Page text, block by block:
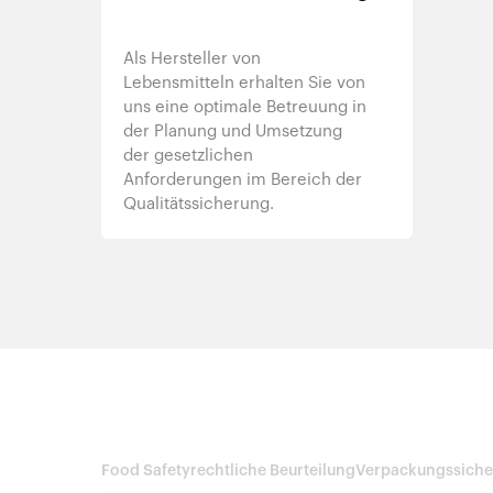
Als Hersteller von
Lebensmitteln erhalten Sie von
uns eine optimale Betreuung in
der Planung und Umsetzung
der gesetzlichen
Anforderungen im Bereich der
Qualitätssicherung.
Food Safetyrechtliche Beurteilung